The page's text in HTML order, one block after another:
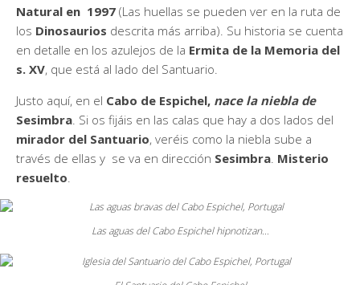
Natural en 1997 (Las huellas se pueden ver en la ruta de
los Dinosaurios descrita más arriba). Su historia se cuenta
en detalle en los azulejos de la Ermita de la Memoria del
s. XV, que está al lado del Santuario.
Justo aquí, en el Cabo de Espichel, nace la niebla de
Sesimbra . Si os fijáis en las calas que hay a dos lados del
mirador del Santuario, veréis como la niebla sube a
través de ellas y se va en dirección Sesimbra Misterio
resuelto
Las aguas del Cabo Espichel hipnotizan…